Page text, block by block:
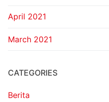
April 2021
March 2021
CATEGORIES
Berita